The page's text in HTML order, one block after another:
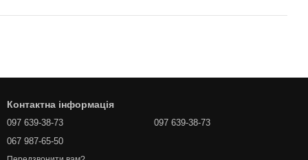
Контактна інформація
097 639-38-73
067 987-65-50
097 639-38-73